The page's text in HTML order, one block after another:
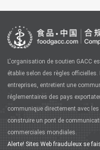
L'organisation de soutien GACC
établie selon des règles
entreprises, entretient une
réglementaires des pays
communique directement avec
construire un pont de
commerciales mondiales.
Alerte! Sites Web frauduleux se